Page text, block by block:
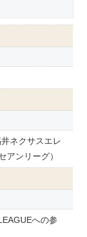
ネクサスエレ
アンリーグ）
への参